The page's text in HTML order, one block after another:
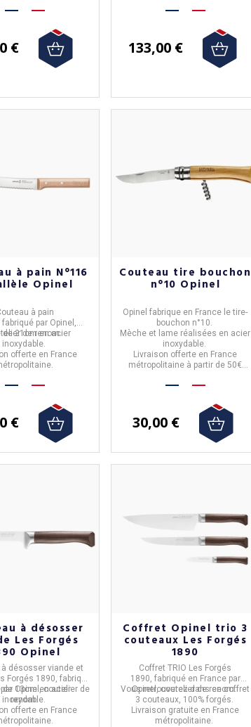
€ 133,00 €
à pain N°116
Opinel
à pain
fabriqué par Opinel,
de renom.
de 21cmen acier
inoxydable.
offerte en France
€
Couteau tire bouchon
n°10 Opinel
Opinel fabrique en France letire-
bouchon n°10.
Mèche et lame réalisées en acier
inoxydable.
Livraison offerte en France
métropolitaine à partir de 50€
30,00 €
à désosser
Les Forgés
Opinel
à désosser viande et
Forgés 1890, fabriqué
Opinel,coutelier de
renom.
de 13cm en acier
inoxydable.
offerte en France
Coffret Opinel trio 3
couteaux Les Forgés
1890
Coffret TRIO Les Forgés
1890, fabriqué en Francepar
Opinel,coutelier de renom.
Vous retrouverez dans ce coffret
3 couteaux, 100% forgés.
Livraison gratuite en France
métropolitaine.